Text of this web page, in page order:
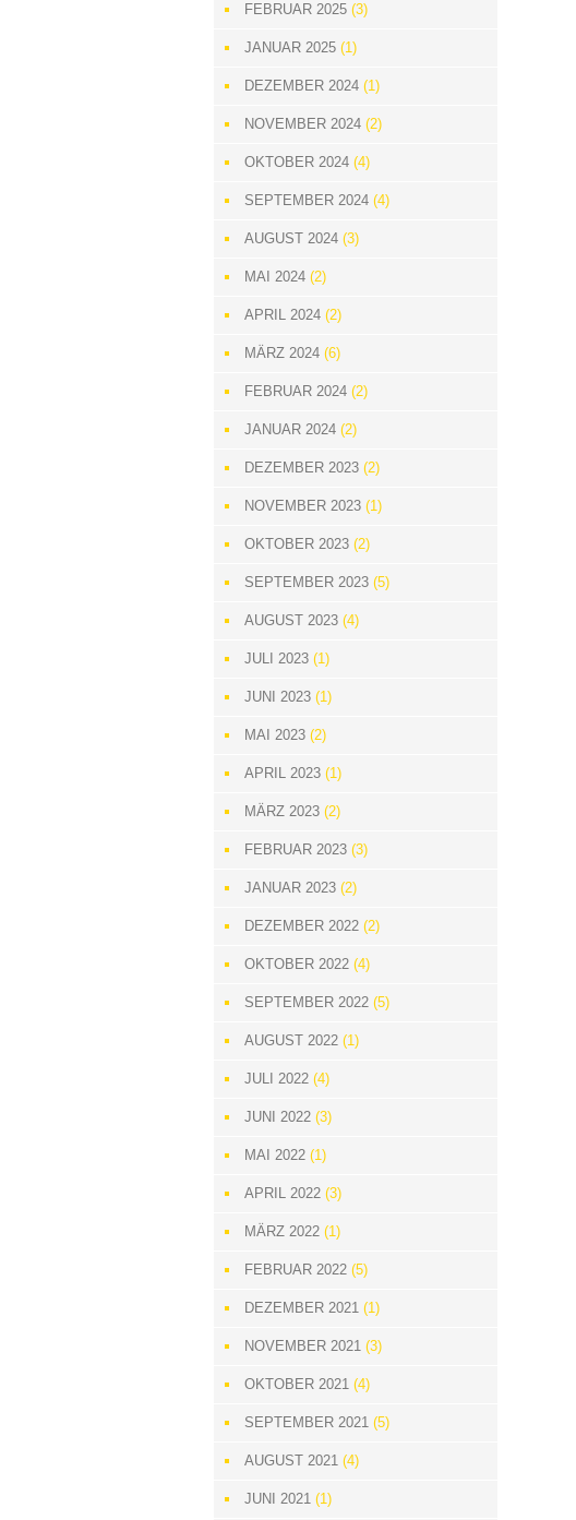
FEBRUAR 2025(3)
JANUAR 2025(1)
DEZEMBER 2024(1)
NOVEMBER 2024(2)
OKTOBER 2024(4)
SEPTEMBER 2024(4)
AUGUST 2024(3)
MAI 2024(2)
APRIL 2024(2)
MÄRZ 2024(6)
FEBRUAR 2024(2)
JANUAR 2024(2)
DEZEMBER 2023(2)
NOVEMBER 2023(1)
OKTOBER 2023(2)
SEPTEMBER 2023(5)
AUGUST 2023(4)
JULI 2023(1)
JUNI 2023(1)
MAI 2023(2)
APRIL 2023(1)
MÄRZ 2023(2)
FEBRUAR 2023(3)
JANUAR 2023(2)
DEZEMBER 2022(2)
OKTOBER 2022(4)
SEPTEMBER 2022(5)
AUGUST 2022(1)
JULI 2022(4)
JUNI 2022(3)
MAI 2022(1)
APRIL 2022(3)
MÄRZ 2022(1)
FEBRUAR 2022(5)
DEZEMBER 2021(1)
NOVEMBER 2021(3)
OKTOBER 2021(4)
SEPTEMBER 2021(5)
AUGUST 2021(4)
JUNI 2021(1)